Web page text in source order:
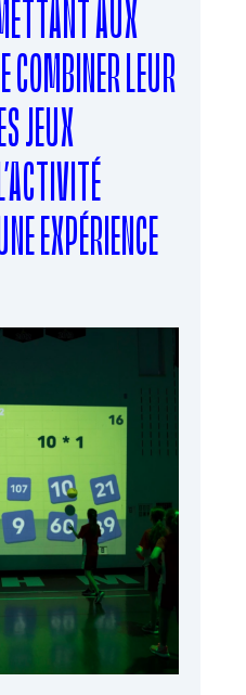
AUX
LEUR
JEUX
EXPÉRIENCE